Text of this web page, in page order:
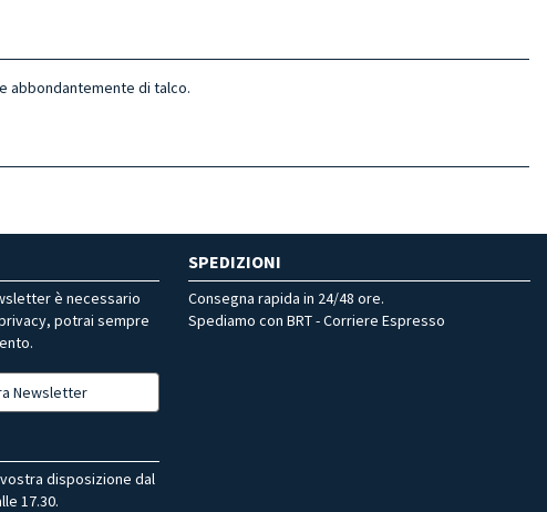
abbondantemente di talco.
è necessario
potrai sempre
Newsletter
SPEDIZIONI
Consegna rapida in 24/48 ore.
Spediamo con BRT - Corriere Espresso
disposizione dal
17.30.